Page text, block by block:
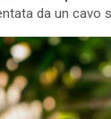
da un cavo